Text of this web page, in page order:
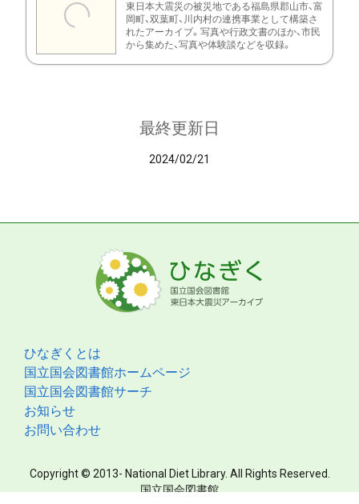
東日本大震災の被災地である福島県郡山市、富
岡町、双葉町、川内村の連携事業として構築さ
れたアーカイブ。写真や行政文書のほか、市民
から集めた、写真や体験談などを収録。
最終更新日
2024/02/21
ひなぎくとは
国立国会図書館ホームページ
国立国会図書館サーチ
お知らせ
お問い合わせ
Copyright © 2013- National Diet Library. All Rights Reserved.